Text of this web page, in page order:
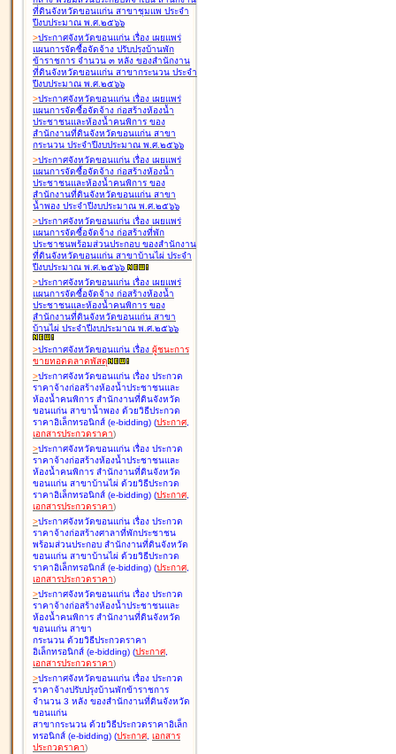
ที่ดินจังหวัดขอนแก่น สาขาชุมแพ ประจำ
ปีงบประมาณ พ.ศ.๒๕๖๖
>ประกาศจังหวัดขอนแก่น เรื่อง เผยแพร่
แผนการจัดซื้อจัดจ้าง ปรับปรุงบ้านพัก
ข้าราชการ จำนวน ๓ หลัง ของสำนักงาน
ที่ดินจังหวัดขอนแก่น สาขากระนวน ประจำ
ปีงบประมาณ พ.ศ.๒๕๖๖
>ประกาศจังหวัดขอนแก่น เรื่อง เผยแพร่
แผนการจัดซื้อจัดจ้าง ก่อสร้างห้องน้ำ
ประชาชนและห้องน้ำคนพิการ ของ
สำนักงานที่ดินจังหวัดขอนแก่น สาขา
กระนวน ประจำปีงบประมาณ พ.ศ.๒๕๖๖
>ประกาศจังหวัดขอนแก่น เรื่อง เผยแพร่
แผนการจัดซื้อจัดจ้าง ก่อสร้างห้องน้ำ
ประชาชนและห้องน้ำคนพิการ ของ
สำนักงานที่ดินจังหวัดขอนแก่น สาขา
น้ำพอง ประจำปีงบประมาณ พ.ศ.๒๕๖๖
>ประกาศจังหวัดขอนแก่น เรื่อง เผยแพร่
แผนการจัดซื้อจัดจ้าง ก่อสร้างที่พัก
ประชาชนพร้อมส่วนประกอบ ของสำนักงาน
ที่ดินจังหวัดขอนแก่น สาขาบ้านไผ่ ประจำ
ปีงบประมาณ พ.ศ.๒๕๖๖
>ประกาศจังหวัดขอนแก่น เรื่อง เผยแพร่
แผนการจัดซื้อจัดจ้าง ก่อสร้างห้องน้ำ
ประชาชนและห้องน้ำคนพิการ ของ
สำนักงานที่ดินจังหวัดขอนแก่น สาขา
บ้านไผ่ ประจำปีงบประมาณ พ.ศ.๒๕๖๖
>ประกาศจังหวัดขอนแก่น เรื่อง ผู้ชนะการ
ขายทอดตลาดพัสดุ
>ประกาศจังหวัดขอนแก่น เรื่อง ประกวด
ราคาจ้างก่อสร้างห้องน้ำประชาชนและ
ห้องน้ำคนพิการ สำนักงานที่ดินจังหวัด
ขอนแก่น สาขาน้ำพอง ด้วยวิธีประกวด
ราคาอิเล็กทรอนิกส์ (e-bidding) (ประกาศ,
เอกสารประกวดราคา)
>ประกาศจังหวัดขอนแก่น เรื่อง ประกวด
ราคาจ้างก่อสร้างห้องน้ำประชาชนและ
ห้องน้ำคนพิการ สำนักงานที่ดินจังหวัด
ขอนแก่น สาขาบ้านไผ่ ด้วยวิธีประกวด
ราคาอิเล็กทรอนิกส์ (e-bidding) (ประกาศ,
เอกสารประกวดราคา)
>ประกาศจังหวัดขอนแก่น เรื่อง ประกวด
ราคาจ้างก่อสร้างศาลาที่พักประชาชน
พร้อมส่วนประกอบ สำนักงานที่ดินจังหวัด
ขอนแก่น สาขาบ้านไผ่ ด้วยวิธีประกวด
ราคาอิเล็กทรอนิกส์ (e-bidding) (ประกาศ,
เอกสารประกวดราคา)
>ประกาศจังหวัดขอนแก่น เรื่อง ประกวด
ราคาจ้างก่อสร้างห้องน้ำประชาชนและ
ห้องน้ำคนพิการ สำนักงานที่ดินจังหวัด
ขอนแก่น สาขา
กระนวน ด้วยวิธีประกวดราคา
อิเล็กทรอนิกส์ (e-bidding) (ประกาศ,
เอกสารประกวดราคา)
>ประกาศจังหวัดขอนแก่น เรื่อง ประกวด
ราคาจ้างปรับปรุงบ้านพักข้าราชการ
จำนวน 3 หลัง ของสำนักงานที่ดินจังหวัด
ขอนแก่น
สาขากระนวน ด้วยวิธีประกวดราคาอิเล็ก
ทรอนิกส์ (e-bidding) (ประกาศ, เอกสาร
ประกวดราคา)